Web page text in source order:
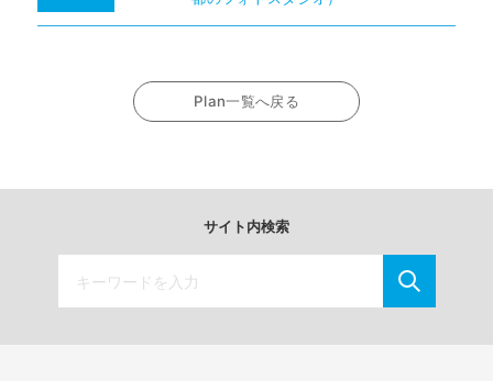
Plan一覧へ戻る
サイト内検索